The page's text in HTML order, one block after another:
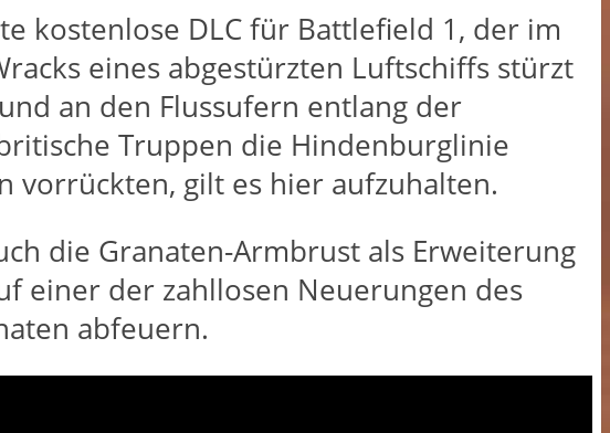
kostenlose DLC für Battlefield 1, der im
eines abgestürzten Luftschiffs stürzt
an den Flussufern entlang der
Truppen die Hindenburglinie
vorrückten, gilt es hier aufzuhalten.
die Granaten-Armbrust als Erweiterung
einer der zahllosen Neuerungen des
abfeuern.